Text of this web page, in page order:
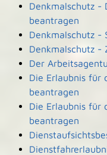
Denkmalschutz -
beantragen
Denkmalschutz -
Denkmalschutz -
Der
Die Erlaubnis für
beantragen
Die Erlaubnis für
beantragen